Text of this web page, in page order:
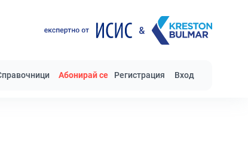
Абонирай се Регистрация Вход